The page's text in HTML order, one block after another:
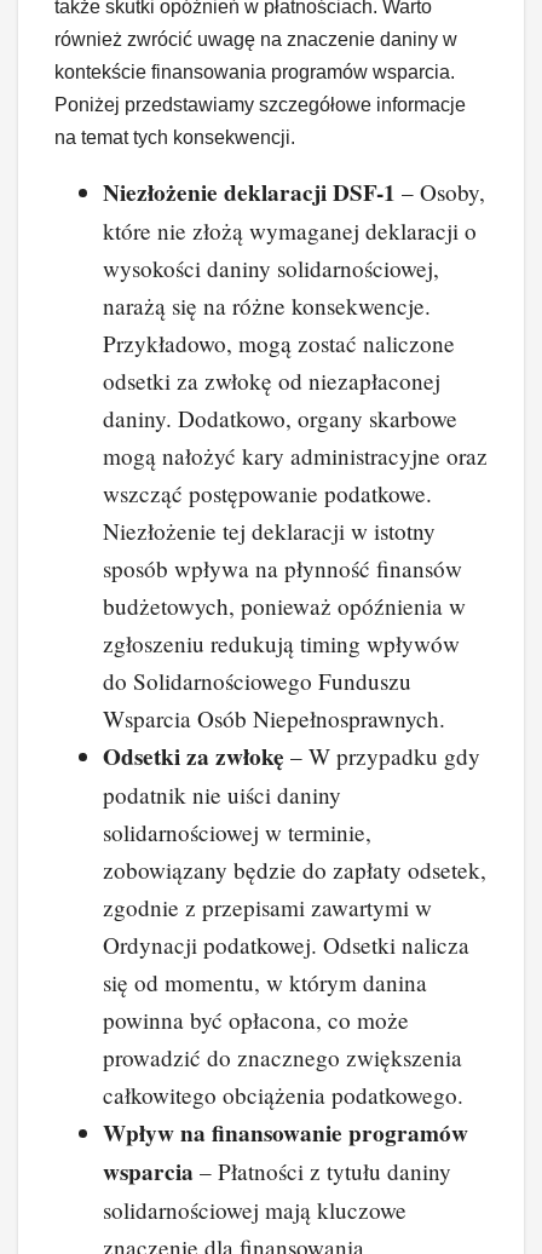
także skutki opóźnień w płatnościach. Warto
również zwrócić uwagę na znaczenie daniny w
kontekście finansowania programów wsparcia.
Poniżej przedstawiamy szczegółowe informacje
na temat tych konsekwencji.
Niezłożenie deklaracji DSF-1 – Osoby,
które nie złożą wymaganej deklaracji o
wysokości daniny solidarnościowej,
narażą się na różne konsekwencje.
Przykładowo, mogą zostać naliczone
odsetki za zwłokę od niezapłaconej
daniny. Dodatkowo, organy skarbowe
mogą nałożyć kary administracyjne oraz
wszcząć postępowanie podatkowe.
Niezłożenie tej deklaracji w istotny
sposób wpływa na płynność finansów
budżetowych, ponieważ opóźnienia w
zgłoszeniu redukują timing wpływów
do Solidarnościowego Funduszu
Wsparcia Osób Niepełnosprawnych.
Odsetki za zwłokę – W przypadku gdy
podatnik nie uiści daniny
solidarnościowej w terminie,
zobowiązany będzie do zapłaty odsetek,
zgodnie z przepisami zawartymi w
Ordynacji podatkowej. Odsetki nalicza
się od momentu, w którym danina
powinna być opłacona, co może
prowadzić do znacznego zwiększenia
całkowitego obciążenia podatkowego.
Wpływ na finansowanie programów
wsparcia – Płatności z tytułu daniny
solidarnościowej mają kluczowe
znaczenie dla finansowania